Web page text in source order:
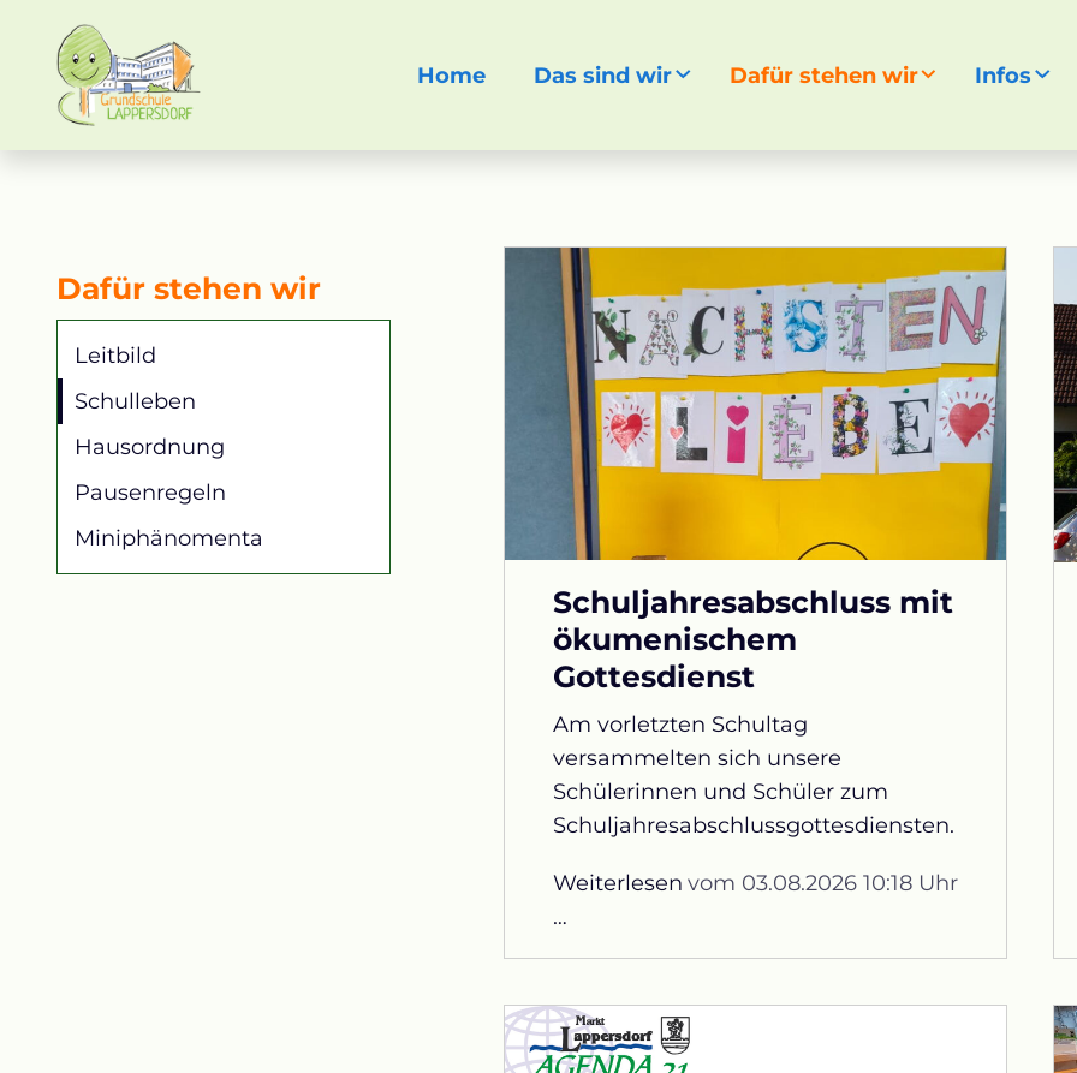
Navigation
Home Das sind wir Dafür stehen wir Infos
vom 03.08.2026 10:18 Uhr
Schuljahresabschluss mit
ökumenischem
Gottesdienst
Am vorletzten Schultag
versammelten sich unsere
Schülerinnen und Schüler zum
Schuljahresabschlussgottesdiensten.
Weiterlesen
…
Gottesdienst
Dafür stehen wir
Navigation
Leitbild
Schulleben
Hausordnung
Pausenregeln
Miniphänomenta